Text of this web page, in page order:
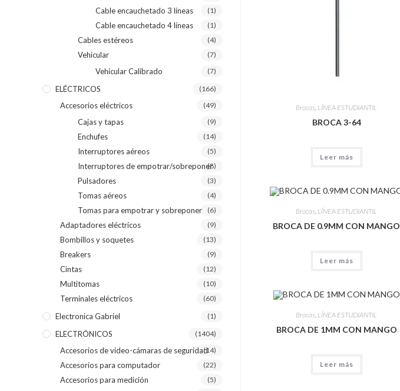
Brocas LÍNEA ESTUDIANTIL
BROCA 3-64
Leer más
Brocas LÍNEA ESTUDIANTIL
BROCA DE 0.9MM CON MANGO
Leer más
Brocas LÍNEA ESTUDIANTIL
BROCA DE 1MM CON MANGO
Leer más
Cable encauchetado 3 líneas (1)
Cable encauchetado 4 líneas (1)
Cables estéreos (4)
Vehicular (7)
Vehicular Calibrado (7)
ELÉCTRICOS (166)
Accesorios eléctricos (49)
Cajas y tapas (9)
Enchufes (14)
Interruptores aéreos (5)
Interruptores de empotrar/sobreponer(8)
Pulsadores (3)
Tomas aéreos (4)
Tomas para empotrar y sobreponer (6)
Adaptadores eléctricos (9)
Bombillos y soquetes (13)
Breakers (9)
Cintas (12)
Multitomas (10)
Terminales eléctricos (60)
Electronica Gabriel (1)
ELECTRÓNICOS (1404)
Accesorios de video-cámaras de seguridad(14)
Accesorios para computador (22)
Accesorios para medición (5)